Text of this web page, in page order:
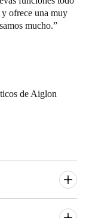
y ofrece una muy
mucho.
de Aiglon